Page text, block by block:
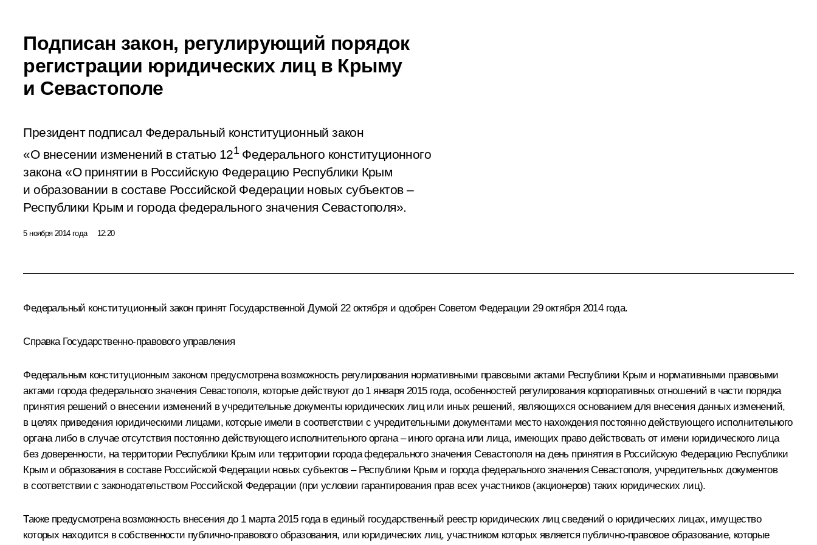
Подписан закон, регулирующий порядок
регистрации юридических лиц в Крыму
и Севастополе
Президент подписал Федеральный конституционный закон
«О внесении изменений в статью 121Федерального конституционного
закона «О принятии в Российскую Федерацию Республики Крым
и образовании в составе Российской Федерации новых субъектов –
Республики Крым и города федерального значения Севастополя».
5 ноября 2014 года 12:20
Федеральный конституционный закон принят Государственной Думой 22 октября и одобрен Советом Федерации 29 октября 2014 года.
Справка Государственно-правового управления
Федеральным конституционным законом предусмотрена возможность регулирования нормативными правовыми актами Республики Крым и нормативными правовыми
актами города федерального значения Севастополя, которые действуют до 1 января 2015 года, особенностей регулирования корпоративных отношений в части порядка
принятия решений о внесении изменений в учредительные документы юридических лиц или иных решений, являющихся основанием для внесения данных изменений,
в целях приведения юридическими лицами, которые имели в соответствии с учредительными документами место нахождения постоянно действующего исполнительного
органа либо в случае отсутствия постоянно действующего исполнительного органа – иного органа или лица, имеющих право действовать от имени юридического лица
без доверенности, на территории Республики Крым или территории города федерального значения Севастополя на день принятия в Российскую Федерацию Республики
Крым и образования в составе Российской Федерации новых субъектов – Республики Крым и города федерального значения Севастополя, учредительных документов
в соответствии с законодательством Российской Федерации (при условии гарантирования прав всех участников (акционеров) таких юридических лиц).
Также предусмотрена возможность внесения до 1 марта 2015 года в единый государственный реестр юридических лиц сведений о юридических лицах, имущество
которых находится в собственности публично-правового образования, или юридических лиц, участником которых является публично-правовое образование, которые